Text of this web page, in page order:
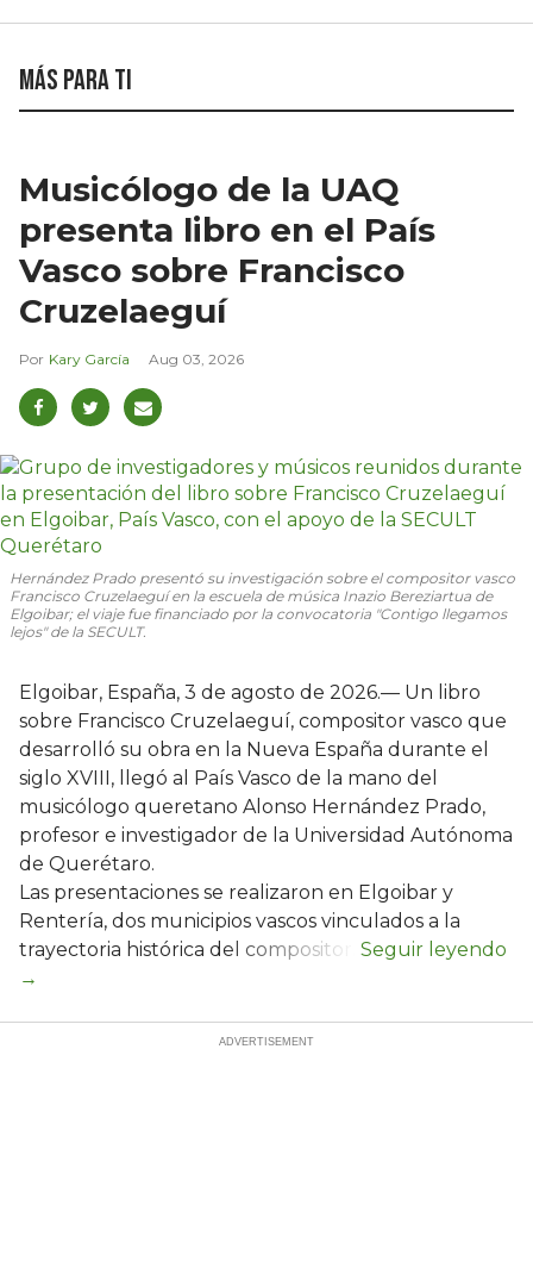
Más para ti
Musicólogo de la UAQ
presenta libro en el País
Vasco sobre Francisco
Cruzelaeguí
Kary García Aug 03, 2026
Hernández Prado presentó su investigación sobre el compositor vasco
Francisco Cruzelaeguí en la escuela de música Inazio Bereziartua de
Elgoibar; el viaje fue financiado por la convocatoria "Contigo llegamos
lejos" de la SECULT.
Elgoibar, España, 3 de agosto de 2026.— Un libro
sobre Francisco Cruzelaeguí, compositor vasco que
desarrolló su obra en la Nueva España durante el
siglo XVIII, llegó al País Vasco de la mano del
musicólogo queretano Alonso Hernández Prado,
profesor e investigador de la Universidad Autónoma
de Querétaro.
Las presentaciones se realizaron en Elgoibar y
Rentería, dos municipios vascos vinculados a la
trayectoria histórica del compositor.